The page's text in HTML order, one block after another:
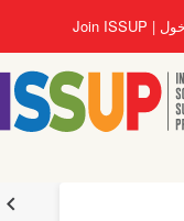
Join ISSUP